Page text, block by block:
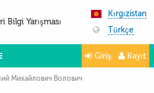
Bilgi Yarışması
Kırgızistan
Türkçe
Giriş Kayıt
Михайлович Волович